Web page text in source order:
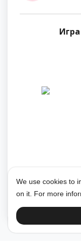
We use cookies to
on it. For more